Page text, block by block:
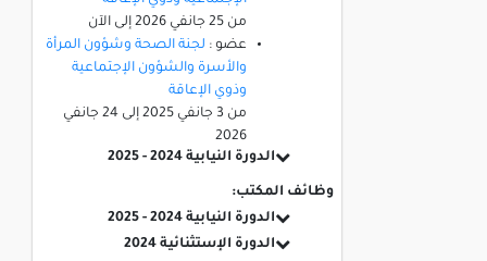
من25 جانفي 2026 إلىالآن
عضو : لجنة الصحة وشؤون المرأة
والأسرة والشؤون الإجتماعية
وذوي الإعاقة
من 3 جانفي 2025 إلى
24 جانفي
2026
الدورة النيابية 2024 - 2025
وظائف المكتب:
الدورة النيابية 2024 - 2025
الدورة الإستثنائية 2024